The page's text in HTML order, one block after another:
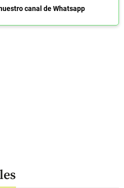
canal de Whatsapp